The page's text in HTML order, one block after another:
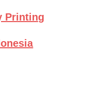
Printing